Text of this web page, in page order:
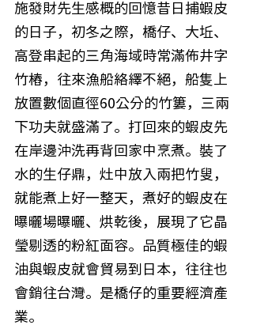
施發財先生感概的回憶昔日捕蝦皮
的日子，初冬之際，橋仔、大坵、
高登串起的三角海域時常滿佈井字
竹樁，往來漁船絡繹不絕，船隻上
放置數個直徑60公分的竹簍，三兩
下功夫就盛滿了。打回來的蝦皮先
在岸邊沖洗再背回家中烹煮。裝了
水的生仔鼎，灶中放入兩把竹叟，
就能煮上好一整天，煮好的蝦皮在
曝曬場曝曬、烘乾後，展現了它晶
瑩剔透的粉紅面容。品質極佳的蝦
油與蝦皮就會貿易到日本，往往也
會銷往台灣。是橋仔的重要經濟產
業。